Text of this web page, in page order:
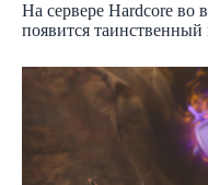
На сервере Hardcore во
появится таинственный